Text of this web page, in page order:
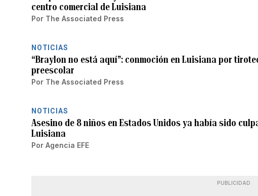
centro comercial de Luisiana
Por The Associated Press
NOTICIAS
“Braylon no está aquí”: conmoción en Luisiana por
preescolar
Por The Associated Press
NOTICIAS
Asesino de 8 niños en Estados Unidos ya había sido
Luisiana
Por Agencia EFE
PUBLICIDAD